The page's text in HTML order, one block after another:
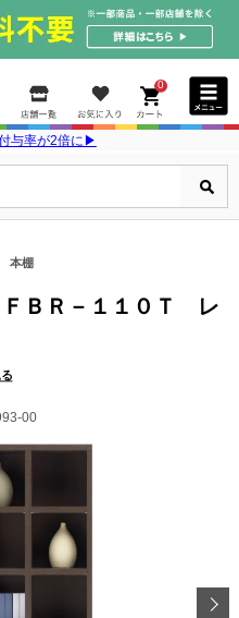
0
与率が2倍に▶
本棚
ＢＲ－１１０Ｔ レ
00